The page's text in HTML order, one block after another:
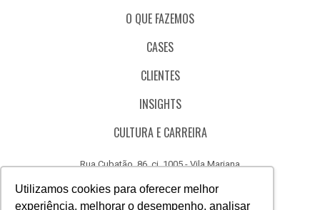
Utilizamos cookies para oferecer melhor
experiência, melhorar o desempenho, analisar
O QUE FAZEMOS
CASES
CLIENTES
INSIGHTS
CULTURA E CARREIRA
Rua Cubatão, 86, cj. 1005 - Vila Mariana